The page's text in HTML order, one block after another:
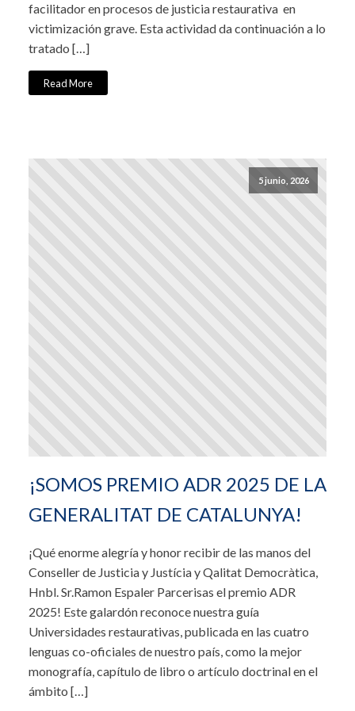
facilitador en procesos de justicia restaurativa en
victimización grave. Esta actividad da continuación a lo
tratado […]
Read More
5 junio, 2026
¡SOMOS PREMIO ADR 2025 DE LA
GENERALITAT DE CATALUNYA!
¡Qué enorme alegría y honor recibir de las manos del
Conseller de Justicia y Justícia y Qalitat Democràtica,
Hnbl. Sr.Ramon Espaler Parcerisas el premio ADR
2025! Este galardón reconoce nuestra guía
Universidades restaurativas, publicada en las cuatro
lenguas co-oficiales de nuestro país, como la mejor
monografía, capítulo de libro o artículo doctrinal en el
ámbito […]